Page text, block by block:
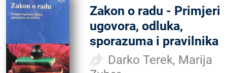
Zakon o radu - Primjeri
ugovora, odluka,
sporazuma i pravilnika
Darko Terek, Marija